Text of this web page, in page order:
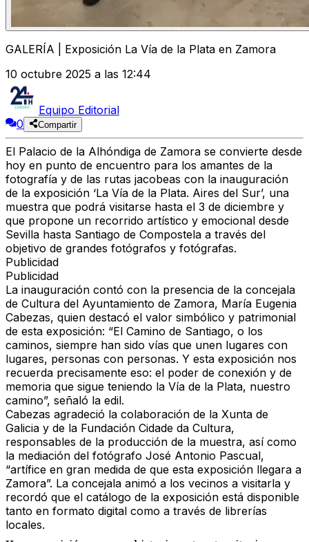
GALERÍA | Exposición La Vía de la Plata en Zamora
10 octubre 2025 a las 12:44
Equipo Editorial
0
Compartir
El Palacio de la Alhóndiga de Zamora se convierte desde
hoy en punto de encuentro para los amantes de la
fotografía y de las rutas jacobeas con la inauguración
de la exposición ‘La Vía de la Plata. Aires del Sur’, una
muestra que podrá visitarse hasta el 3 de diciembre y
que propone un recorrido artístico y emocional desde
Sevilla hasta Santiago de Compostela a través del
objetivo de grandes fotógrafos y fotógrafas.
Publicidad
Publicidad
La inauguración contó con la presencia de la concejala
de Cultura del Ayuntamiento de Zamora, María Eugenia
Cabezas, quien destacó el valor simbólico y patrimonial
de esta exposición: “El Camino de Santiago, o los
caminos, siempre han sido vías que unen lugares con
lugares, personas con personas. Y esta exposición nos
recuerda precisamente eso: el poder de conexión y de
memoria que sigue teniendo la Vía de la Plata, nuestro
camino”, señaló la edil.
Cabezas agradeció la colaboración de la Xunta de
Galicia y de la Fundación Cidade da Cultura,
responsables de la producción de la muestra, así como
la mediación del fotógrafo José Antonio Pascual,
“artífice en gran medida de que esta exposición llegara a
Zamora”. La concejala animó a los vecinos a visitarla y
recordó que el catálogo de la exposición está disponible
tanto en formato digital como a través de librerías
locales.